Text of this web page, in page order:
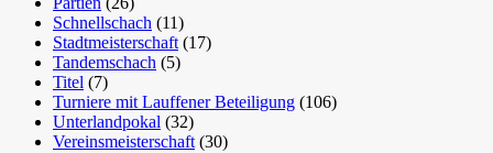
Schnellschach (11)
Stadtmeisterschaft (17)
Tandemschach (5)
Titel (7)
Turniere mit Lauffener Beteiligung (106)
Unterlandpokal (32)
Vereinsmeisterschaft (30)